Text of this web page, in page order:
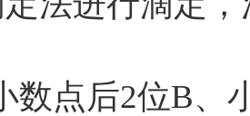
数点后2位B、